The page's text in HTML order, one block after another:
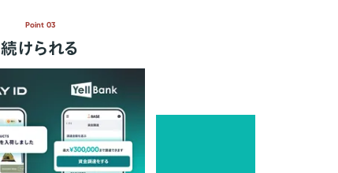
Point 03
続けられる